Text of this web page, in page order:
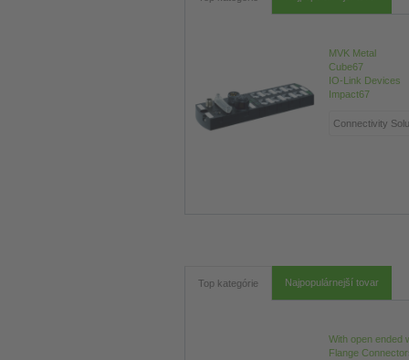
MVK Metal
Cube67
IO-Link Devices
Impact67
Top kategórie Najpopulárnejší tovar
With open ended
Flange